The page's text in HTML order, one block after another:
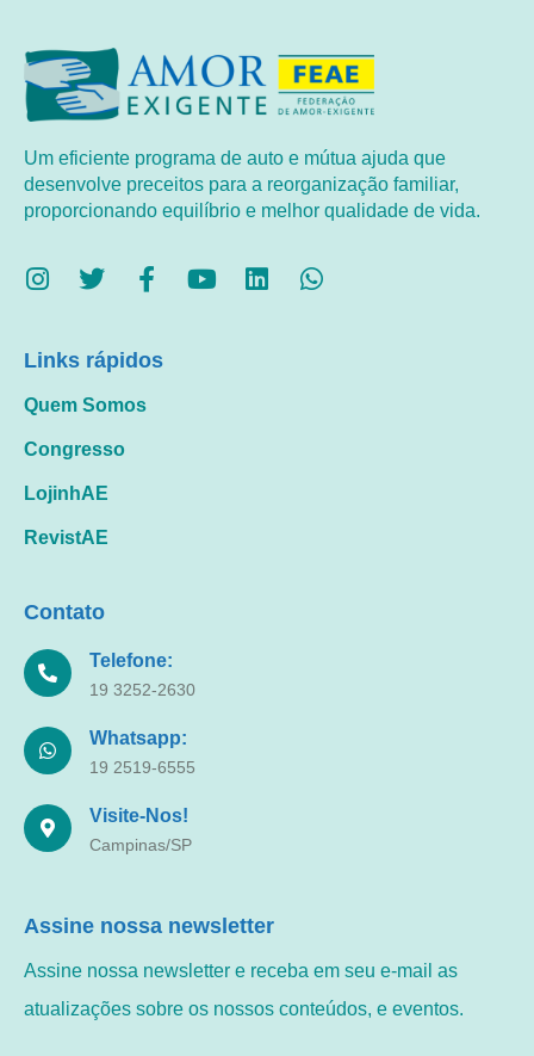
Um eficiente programa de auto e mútua ajuda que
desenvolve preceitos para a reorganização familiar,
proporcionando equilíbrio e melhor qualidade de vida.
Links rápidos
Quem Somos
Congresso
LojinhAE
RevistAE
Contato
Telefone:
19 3252-2630
Whatsapp:
19 2519-6555
Visite-Nos!
Campinas/SP
Assine nossa newsletter
Assine nossa newsletter e receba em seu e-mail as
atualizações sobre os nossos conteúdos, e eventos.